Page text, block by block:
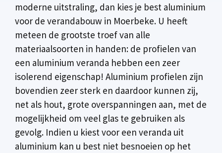
moderne uitstraling, dan kies je best aluminium
voor de verandabouw in Moerbeke. U heeft
meteen de grootste troef van alle
materiaalsoorten in handen: de profielen van
een aluminium veranda hebben een zeer
isolerend eigenschap! Aluminium profielen zijn
bovendien zeer sterk en daardoor kunnen zij,
net als hout, grote overspanningen aan, met de
mogelijkheid om veel glas te gebruiken als
gevolg. Indien u kiest voor een veranda uit
aluminium kan u best niet besnoeien op het